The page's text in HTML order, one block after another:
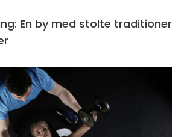
En by med stolte traditioner